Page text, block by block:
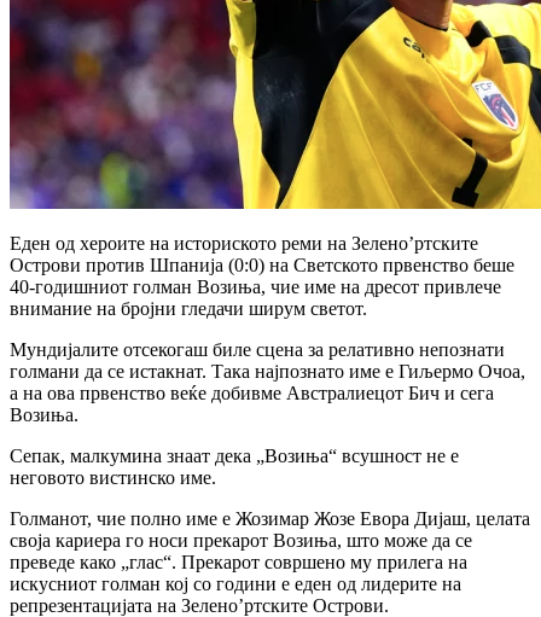
Еден од хероите на историското реми на Зелено’ртските
Острови против Шпанија (0:0) на Светското првенство беше
40-годишниот голман Возиња, чие име на дресот привлече
внимание на бројни гледачи ширум светот.
Мундијалите отсекогаш биле сцена за релативно непознати
голмани да се истакнат. Така најпознато име е Гиљермо Очоа,
а на ова првенство веќе добивме Австралиецот Бич и сега
Возиња.
Сепак, малкумина знаат дека „Возиња“ всушност не е
неговото вистинско име.
Голманот, чие полно име е Жозимар Жозе Евора Дијаш, целата
своја кариера го носи прекарот Возиња, што може да се
преведе како „глас“. Прекарот совршено му прилега на
искусниот голман кој со години е еден од лидерите на
репрезентацијата на Зелено’ртските Острови.